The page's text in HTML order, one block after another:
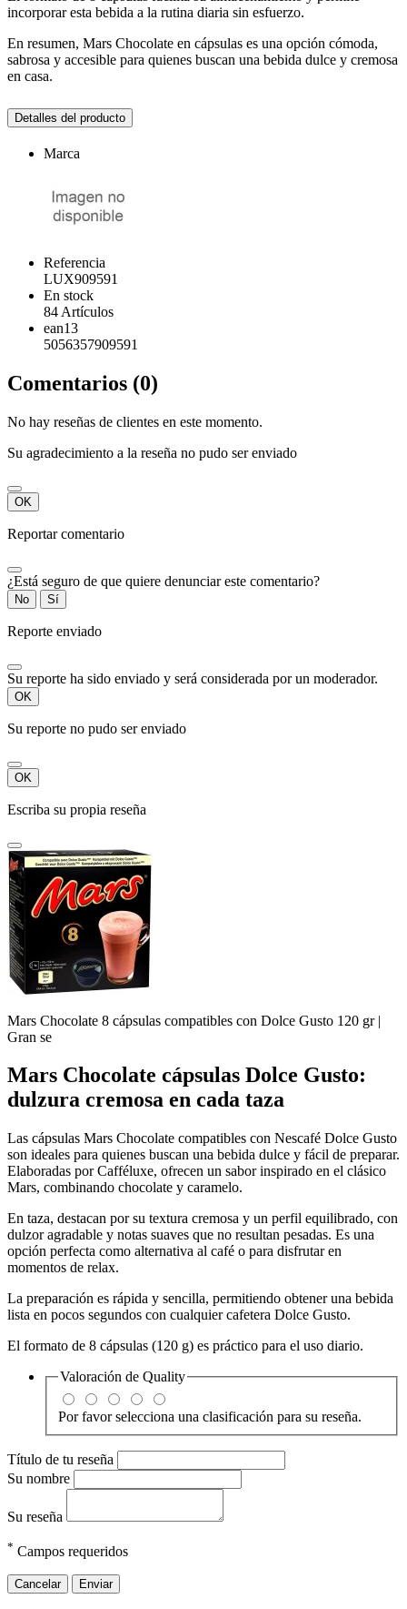
incorporar esta bebida a la rutina diaria sin esfuerzo.
En resumen, Mars Chocolate en cápsulas es una opción cómoda,
sabrosa y accesible para quienes buscan una bebida dulce y cremosa
en casa.
Detalles del producto
Marca
Referencia
LUX909591
En stock
84 Artículos
ean13
5056357909591
Comentarios (0)
No hay reseñas de clientes en este momento.
Su agradecimiento a la reseña no pudo ser enviado
OK
Reportar comentario
¿Está seguro de que quiere denunciar este comentario?
No Sí
Reporte enviado
Su reporte ha sido enviado y será considerada por un moderador.
OK
Su reporte no pudo ser enviado
OK
Escriba su propia reseña
Mars Chocolate 8 cápsulas compatibles con Dolce Gusto 120 gr |
Gran se
Mars Chocolate cápsulas Dolce Gusto:
dulzura cremosa en cada taza
Las cápsulas Mars Chocolate compatibles con Nescafé Dolce Gusto
son ideales para quienes buscan una bebida dulce y fácil de preparar.
Elaboradas porCafféluxe, ofrecen un sabor inspirado en el clásico
Mars, combinando chocolate y caramelo.
En taza, destacan por su textura cremosa y un perfil equilibrado, con
dulzor agradable y notas suaves que no resultan pesadas. Es una
opción perfecta como alternativa al café o para disfrutar en
momentos de relax.
La preparación es rápida y sencilla, permitiendo obtener una bebida
lista en pocos segundos con cualquier cafetera Dolce Gusto.
El formato de 8 cápsulas (120 g) es práctico para el uso diario.
Valoración de Quality
Por favor selecciona una clasificación para su reseña.
Título de tu reseña
Su nombre
Su reseña
* Campos requeridos
Cancelar Enviar